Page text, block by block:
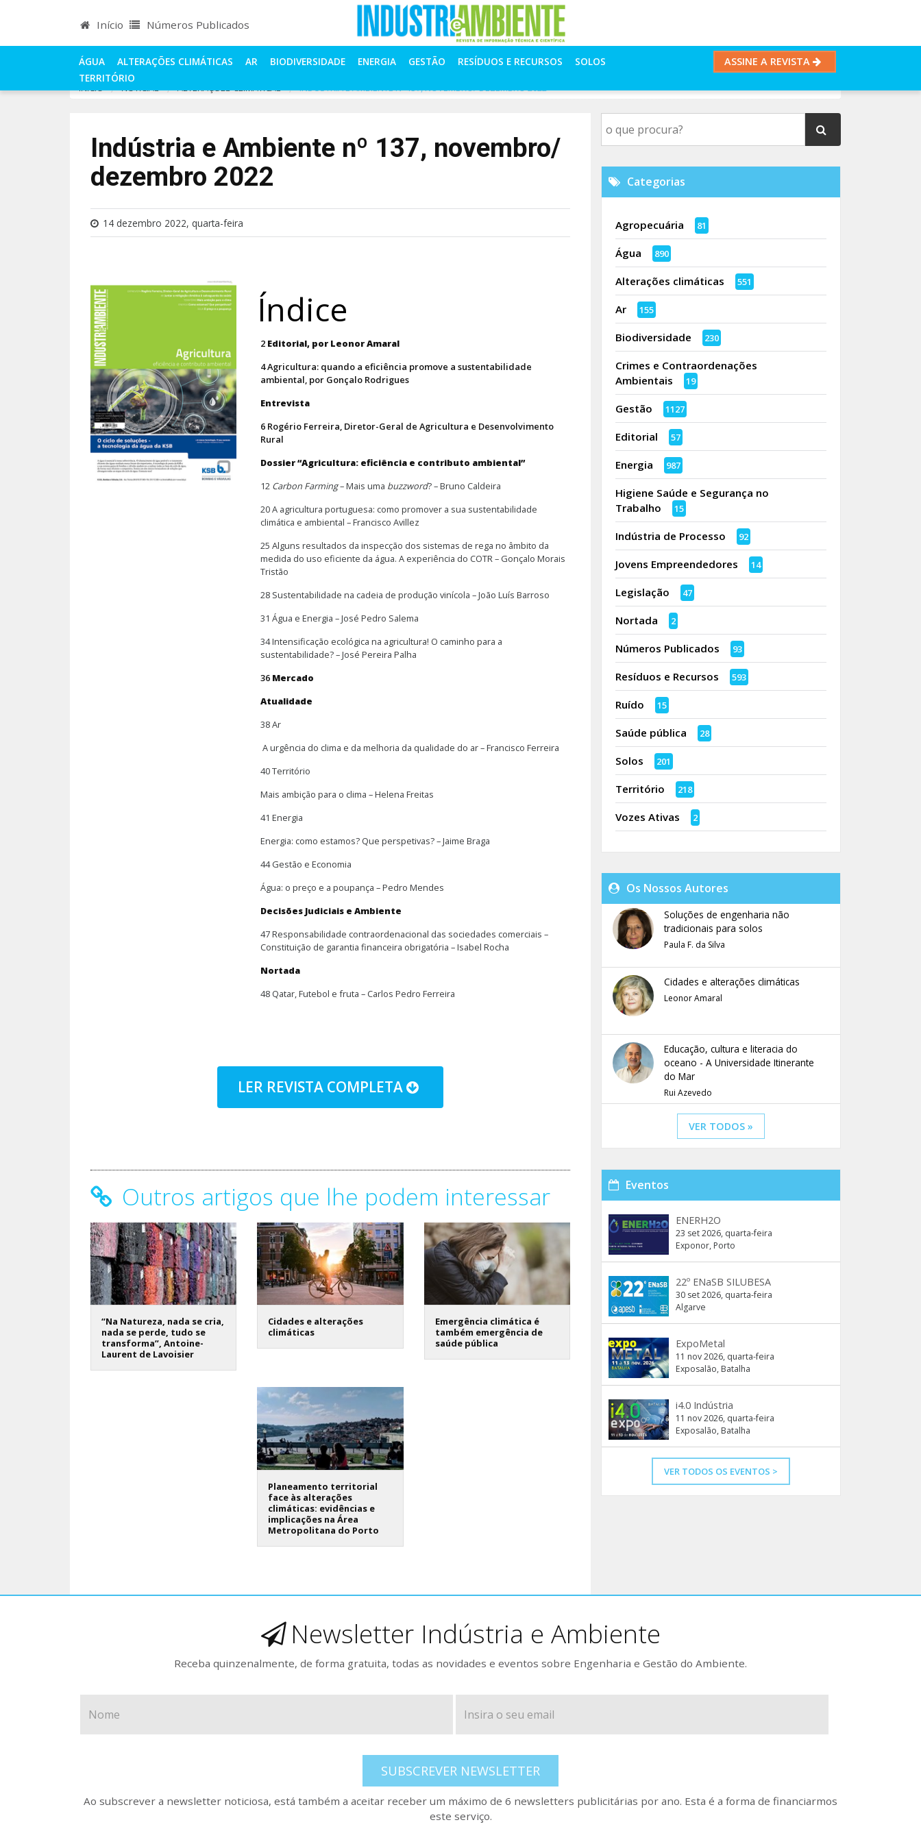
Início Números Publicados
ÁGUA ALTERAÇÕES CLIMÁTICAS AR BIODIVERSIDADE ENERGIA GESTÃO RESÍDUOS E RECURSOS
SOLOS
TERRITÓRIO
ASSINE A REVISTA
INÍCIO NOTÍCIAS ALTERAÇÕES CLIMÁTICAS INDÚSTRIA E AMBIENTE Nº 137, NOVEMBRO/ DEZEMBRO 2022
Indústria e Ambiente nº 137, novembro/
dezembro 2022
14 dezembro 2022, quarta-feira
Índice
2 Editorial, por Leonor Amaral
4Agricultura: quando a eficiência promove a sustentabilidade
ambiental, por Gonçalo Rodrigues
Entrevista
6 Rogério Ferreira, Diretor-Geral de Agricultura e Desenvolvimento
Rural
Dossier “Agricultura: eficiência e contributo ambiental”
12 Carbon Farming– Mais uma buzzword? – Bruno Caldeira
20 A agricultura portuguesa: como promover a sua sustentabilidade
climática e ambiental – Francisco Avillez
25 Alguns resultados da inspecção dos sistemas de rega no âmbito da
medida do uso eficiente da água. A experiência do COTR – Gonçalo Morais
Tristão
28 Sustentabilidade na cadeia de produção vinícola – João Luís Barroso
31 Água e Energia – José Pedro Salema
34 Intensificação ecológica na agricultura! O caminho para a
sustentabilidade? – José Pereira Palha
36 Mercado
Atualidade
38 Ar
A urgência do clima e da melhoria da qualidade do ar – Francisco Ferreira
40 Território
Mais ambição para o clima – Helena Freitas
41 Energia
Energia: como estamos? Que perspetivas? – Jaime Braga
44 Gestão e Economia
Água: o preço e a poupança – Pedro Mendes
Decisões Judiciais e Ambiente
47 Responsabilidade contraordenacional das sociedades comerciais –
Constituição de garantia financeira obrigatória – Isabel Rocha
Nortada
48 Qatar, Futebol e fruta – Carlos Pedro Ferreira
LER REVISTA COMPLETA
Outros artigos que lhe podem interessar
“Na Natureza, nada se cria,
nada se perde, tudo se
transforma”, Antoine-
Laurent de Lavoisier
Cidades e alterações
climáticas
Emergência climática é
também emergência de
saúde pública
Planeamento territorial
face às alterações
climáticas: evidências e
implicações na Área
Metropolitana do Porto
Categorias
Agropecuária 81
Água 890
Alterações climáticas 551
Ar 155
Biodiversidade 230
Crimes e Contraordenações
Ambientais
19
Gestão 1127
Editorial 57
Energia 987
Higiene Saúde e Segurança no
Trabalho
15
Indústria de Processo 92
Jovens Empreendedores 14
Legislação 47
Nortada 2
Números Publicados 93
Resíduos e Recursos 593
Ruído 15
Saúde pública 28
Solos 201
Território 218
Vozes Ativas 2
Os Nossos Autores
Soluções de engenharia não
tradicionais para solos
Paula F. da Silva
Cidades e alterações climáticas
Leonor Amaral
Educação, cultura e literacia do
oceano - A Universidade Itinerante
do Mar
Rui Azevedo
VER TODOS »
Eventos
ENERH2O
23 set 2026, quarta-feira
Exponor, Porto
22º ENaSB SILUBESA
30 set 2026, quarta-feira
Algarve
ExpoMetal
11 nov 2026, quarta-feira
Exposalão, Batalha
i4.0 Indústria
11 nov 2026, quarta-feira
Exposalão, Batalha
VER TODOS OS EVENTOS >
Newsletter Indústria e Ambiente
Receba quinzenalmente, de forma gratuita, todas as novidades e eventos sobre Engenharia e Gestão do Ambiente.
SUBSCREVER NEWSLETTER
Ao subscrever a newsletter noticiosa, está também a aceitar receber um máximo de 6 newsletters publicitárias por ano. Esta é a forma de financiarmos
este serviço.